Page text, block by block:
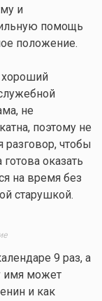
и
помощь
положение.
хороший
не
поэтому не
разговор, чтобы
оказать
на время без
старушкой.
9 раз, а
имя может
и как